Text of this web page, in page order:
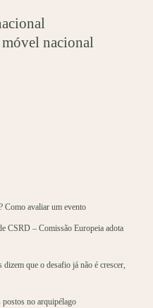
nacional
Como avaliar um evento
CSRD – Comissão Europeia adota
que o desafio já não é crescer,
no arquipélago